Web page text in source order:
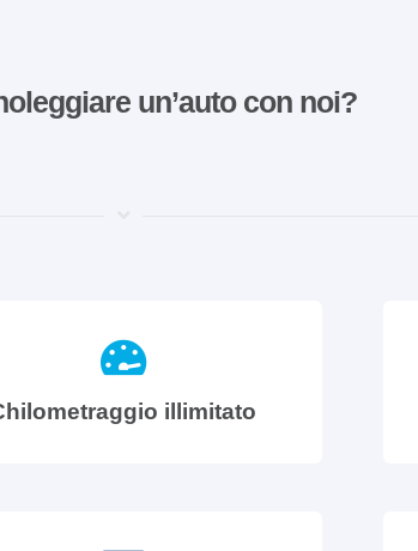
un’auto con noi?
illimitato